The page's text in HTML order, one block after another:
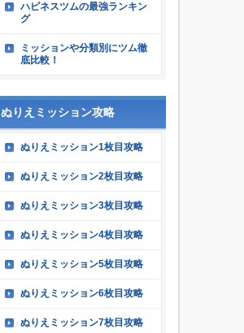
ハピネスツムの最強ランキン
グ
ミッションや分類別にツム徹
底比較！
ぬりえミッション攻略
ぬりえミッション1枚目攻略
ぬりえミッション2枚目攻略
ぬりえミッション3枚目攻略
ぬりえミッション4枚目攻略
ぬりえミッション5枚目攻略
ぬりえミッション6枚目攻略
ぬりえミッション7枚目攻略